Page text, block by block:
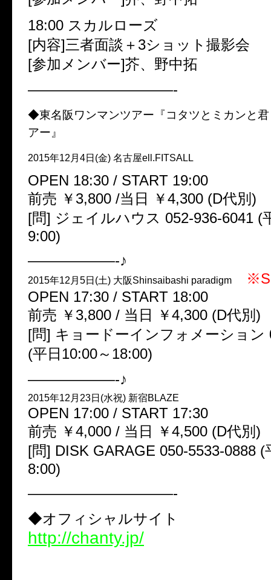
18:00 スカルローズ
[内容]三者面談＋3ショット撮影会
[参加メンバー]芥、野中拓
——————————-
◆東名阪ワンマンツアー『コタツとミカンと
アー』
2015年12月4日(金) 名古屋ell.FITSALL
OPEN 18:30 / START 19:00
前売 ￥3,800 /当日 ￥4,300 (D代別)
[問] ジェイルハウス 052-936-6041 (
9:00)
——————-♪
2015年12月5日(土) 大阪Shinsaibashi paradigm
OPEN 17:30 / START 18:00
前売 ￥3,800 / 当日 ￥4,300 (D代別)
[問] キョードーインフォメーション
(平日10:00～18:00)
——————-♪
2015年12月23日(水祝) 新宿BLAZE
OPEN 17:00 / START 17:30
前売 ￥4,000 / 当日 ￥4,500 (D代別)
[問] DISK GARAGE 050-5533-0888 (
8:00)
——————————-
◆オフィシャルサイト
http://chanty.jp/